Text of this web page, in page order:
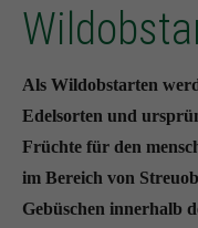
Als Wildobstarten
Edelsorten und
Früchte für den
im Bereich von
Gebüschen innerhalb